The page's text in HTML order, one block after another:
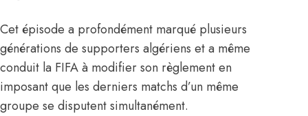
Cet épisode a profondément marqué plusieurs
générations de supporters algériens et a même
conduit la FIFA à modifier son règlement en
imposant que les derniers matchs d’un même
groupe se disputent simultanément.